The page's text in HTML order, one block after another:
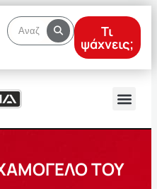
Τι
ψάχνεις;
ΤΟΥ